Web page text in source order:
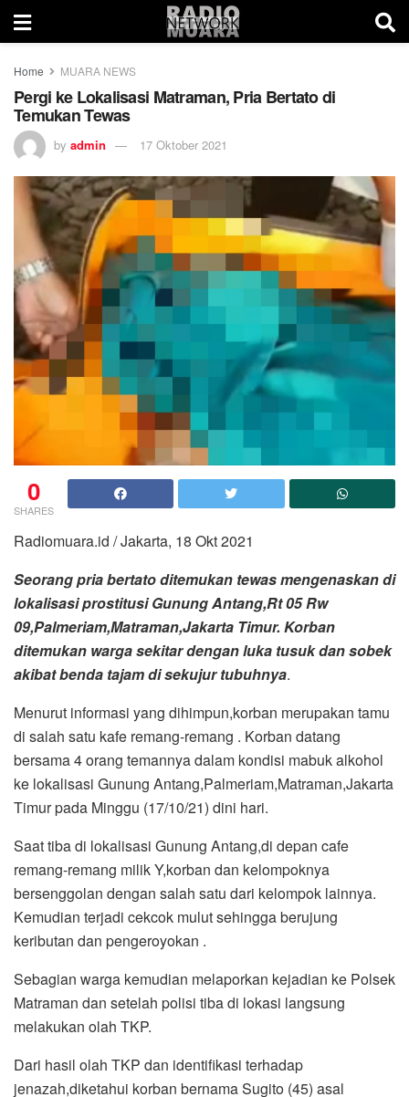
Home MUARA NEWS
Pergi ke Lokalisasi Matraman, Pria Bertato di
Temukan Tewas
by admin 17 Oktober 2021
0
SHARES
Radiomuara.id / Jakarta, 18 Okt 2021
Seorang pria bertato ditemukan tewas mengenaskan di
lokalisasi prostitusi Gunung Antang,Rt 05 Rw
09,Palmeriam,Matraman,Jakarta Timur. Korban
ditemukan warga sekitar dengan luka tusuk dan sobek
akibat benda tajam di sekujur tubuhnya.
Menurut informasi yang dihimpun,korban merupakan tamu
di salah satu kafe remang-remang . Korban datang
bersama 4 orang temannya dalam kondisi mabuk alkohol
ke lokalisasi Gunung Antang,Palmeriam,Matraman,Jakarta
Timur pada Minggu (17/10/21) dini hari.
Saat tiba di lokalisasi Gunung Antang,di depan cafe
remang-remang milik Y,korban dan kelompoknya
bersenggolan dengan salah satu dari kelompok lainnya.
Kemudian terjadi cekcok mulut sehingga berujung
keributan dan pengeroyokan .
Sebagian warga kemudian melaporkan kejadian ke Polsek
Matraman dan setelah polisi tiba di lokasi langsung
melakukan olah TKP.
Dari hasil olah TKP dan identifikasi terhadap
jenazah,diketahui korban bernama Sugito (45) asal